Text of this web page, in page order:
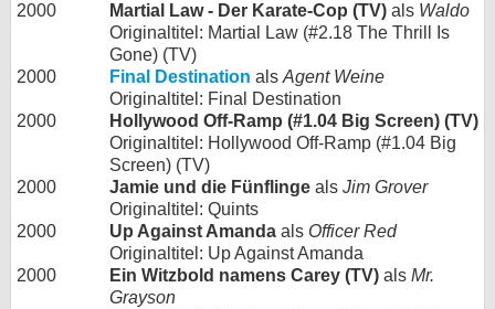
2000
Martial Law - Der Karate-Cop (TV) als Waldo
Originaltitel: Martial Law (#2.18 The Thrill Is
Gone) (TV)
2000
Final Destination als Agent Weine
Originaltitel: Final Destination
2000
Hollywood Off-Ramp (#1.04 Big Screen) (TV)
Originaltitel: Hollywood Off-Ramp (#1.04 Big
Screen) (TV)
2000
Jamie und die Fünflinge als Jim Grover
Originaltitel: Quints
2000
Up Against Amanda als Officer Red
Originaltitel: Up Against Amanda
2000
Ein Witzbold namens Carey (TV) als Mr.
Grayson